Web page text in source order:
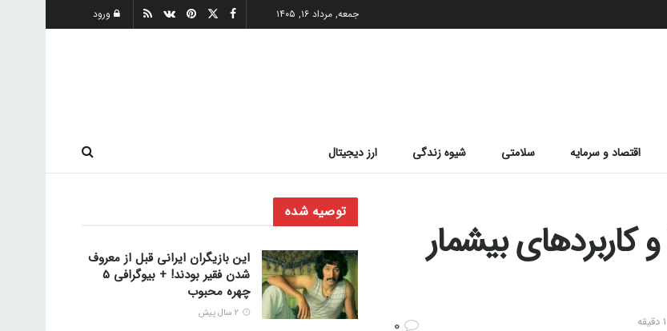
جمعه, مرداد ۱۶, ۱۴۰۵ ورود
اقتصاد و سرمایه سلامتی شیوه زندگی ارز دیجیتال
کاربردهای بیشمار
توصیه شده
این بازیگران ایرانی قبل از معروف
شدن فقیر بودند! + بیوگرافی 5
چهره محبوب